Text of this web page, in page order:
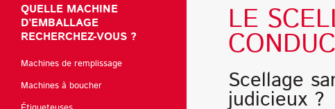
QUELLE MACHINE
D’EMBALLAGE
RECHERCHEZ-VOUS ?
Machines de remplissage
Machines à boucher
LE
Scellage
judicieux ?